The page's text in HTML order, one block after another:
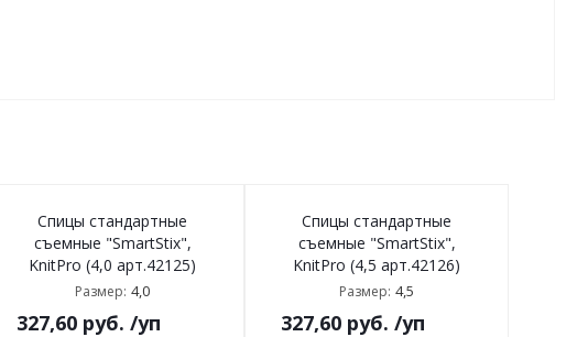
Спицы стандартные
съемные "SmartStix",
KnitPro (4,0 арт.42125)
Размер: 4,0
327,60руб. /уп
Спицы стандартные
съемные "SmartStix",
KnitPro (4,5 арт.42126)
Размер: 4,5
327,60руб. /уп